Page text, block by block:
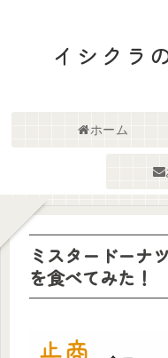
イシクラ
ホーム
ミスタードーナ
を食べてみた！